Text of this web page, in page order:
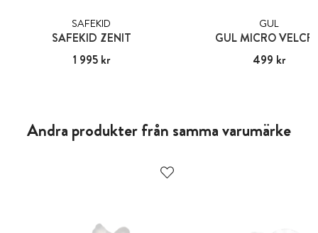
SAFEKID
SAFEKID ZENIT
Pris :1 995 kr
1 995 kr
GUL
GUL MICRO
Pris:499 kr
499 kr
Andra produkter från samma varumärke